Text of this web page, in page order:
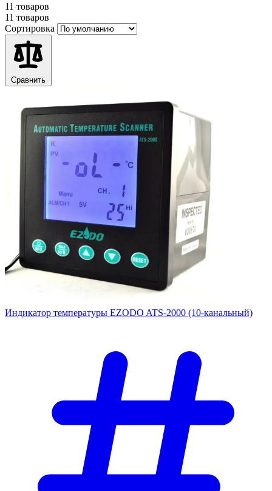
11 товаров
11 товаров
Сортировка
Сравнить
Индикатор температуры EZODO ATS-2000 (10-канальный)